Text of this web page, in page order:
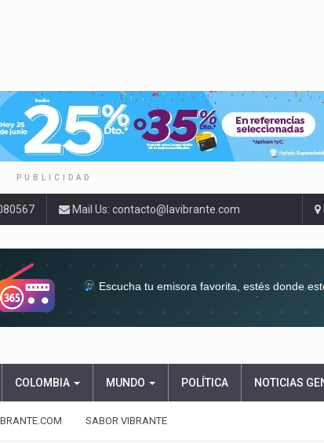
PUBLICIDAD
Mail Us: contacto@lavibrante.com
Escucha tu emisora favorita, estés donde
COLOMBIA MUNDO POLÍTICA NOTICIAS
SABOR VIBRANTE